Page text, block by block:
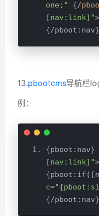
one;"
{/
[nav:link]">
13.pbootcms导航栏
例：
[nav:link]">
c=